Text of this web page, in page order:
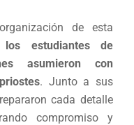
de esta
los estudiantes de
asumieron con
. Junto a sus
cada detalle
compromiso y